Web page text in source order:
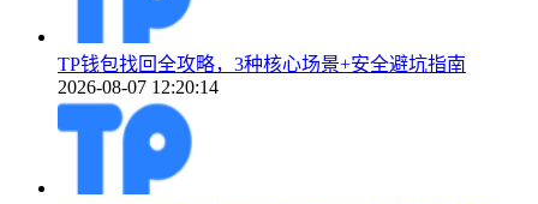
TP钱包找回全攻略，3种核心场景+安全避坑指南
2026-08-07 12:20:14